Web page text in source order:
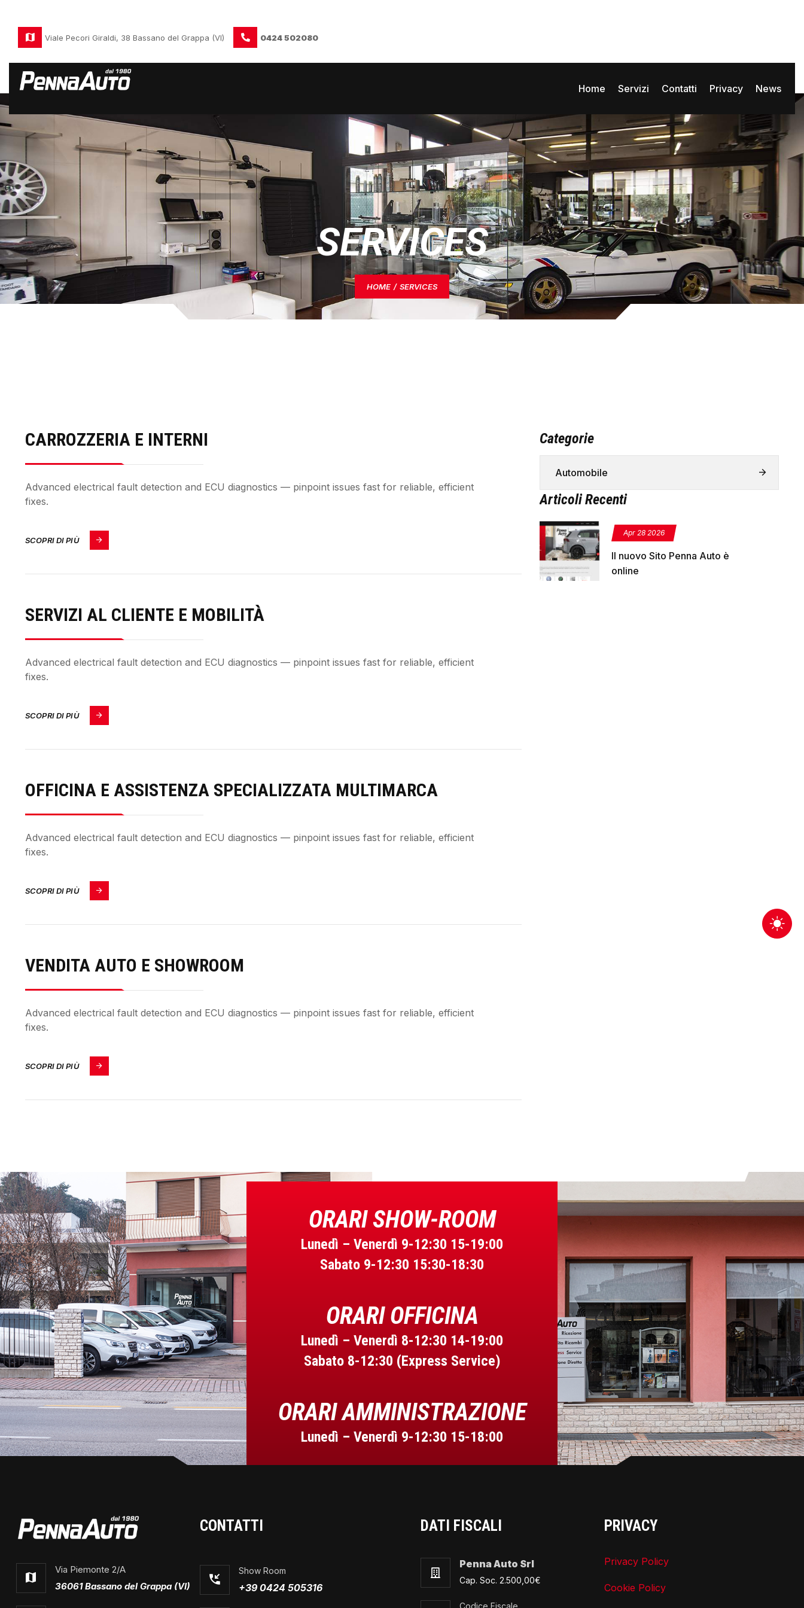
Viale Pecori Giraldi, 38 Bassano del Grappa (VI) 0424 502080
Home Servizi Contatti Privacy News
SERVICES
HOME SERVICES
CARROZZERIA E INTERNI
Advanced electrical fault detection and ECU diagnostics — pinpoint issues fast for reliable, efficient
fixes.
SCOPRI DI PIÙ
SERVIZI AL CLIENTE E MOBILITÀ
Advanced electrical fault detection and ECU diagnostics — pinpoint issues fast for reliable, efficient
fixes.
SCOPRI DI PIÙ
OFFICINA E ASSISTENZA SPECIALIZZATA MULTIMARCA
Advanced electrical fault detection and ECU diagnostics — pinpoint issues fast for reliable, efficient
fixes.
SCOPRI DI PIÙ
VENDITA AUTO E SHOWROOM
Advanced electrical fault detection and ECU diagnostics — pinpoint issues fast for reliable, efficient
fixes.
SCOPRI DI PIÙ
Categorie
Automobile
Articoli Recenti
Apr 28 2026
Il nuovo Sito Penna Auto è
online
ORARI SHOW-ROOM
Lunedì – Venerdì 9-12:30 15-19:00
Sabato 9-12:30 15:30-18:30
ORARI OFFICINA
Lunedì – Venerdì 8-12:30 14-19:00
Sabato 8-12:30 (Express Service)
ORARI AMMINISTRAZIONE
Lunedì – Venerdì 9-12:30 15-18:00
Via Piemonte 2/A
36061 Bassano del Grappa (VI)
CONTATTI
Show Room
+39 0424 505316
DATI FISCALI
Penna Auto Srl
Cap. Soc. 2.500,00€
Codice Fiscale
PRIVACY
Privacy Policy
Cookie Policy